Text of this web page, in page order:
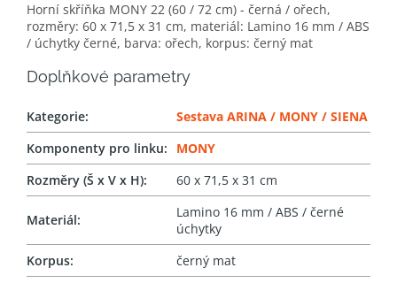
Horní skříňka MONY 22 (60 / 72 cm) - černá / ořech,
rozměry: 60 x 71,5 x 31 cm, materiál: Lamino 16 mm / ABS
/ úchytky černé, barva: ořech, korpus: černý mat
Doplňkové parametry
Kategorie:
Sestava ARINA / MONY / SIENA
Komponenty pro linku:
MONY
Rozměry (Š x V x H): 60 x 71,5 x 31 cm
Materiál:
Lamino 16 mm / ABS / černé
úchytky
Korpus:
černý mat